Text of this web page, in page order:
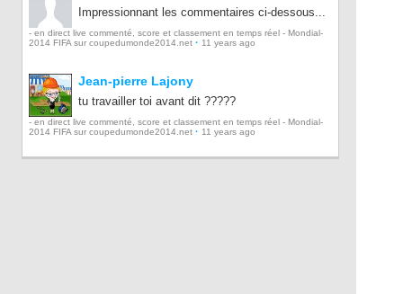
Impressionnant les commentaires ci-dessous...
- en direct live commenté, score et classement en temps réel - Mondial-
2014 FIFA sur coupedumonde2014.net · 11 years ago
Jean-pierre Lajony
tu travailler toi avant dit ?????
- en direct live commenté, score et classement en temps réel - Mondial-
2014 FIFA sur coupedumonde2014.net · 11 years ago